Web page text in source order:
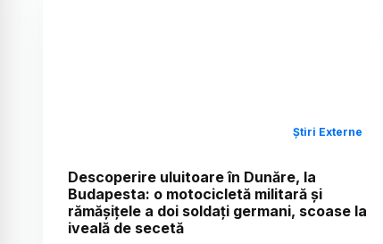
Știri Externe
Descoperire uluitoare în Dunăre, la
Budapesta: o motocicletă militară și
rămășițele a doi soldați germani, scoase la
iveală de secetă